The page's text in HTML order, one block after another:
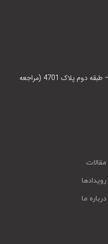
مشهد، بزرگراه بابانظر – بازار بزرگ ملل – طبقه دوم پلاک 4701 (مراجعه
مقالات
رویدادها
درباره ما